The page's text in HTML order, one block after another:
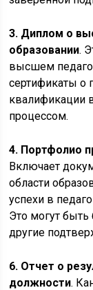
3. Диплом о
образовании.
высшем
сертификаты о
квалификации
процессом.
4. Портфолио
Включает
области
успехи в
Это могут
другие
6. Отчет о
должности.